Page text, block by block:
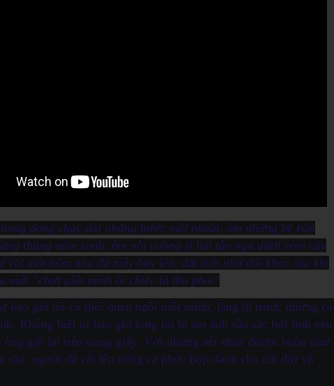
dong chạy dài những bước mệt nhoài, ôm những bề bộn
tháng năm xanh, ôm nỗi cuồng si bất tận ngủ dưới vòm cây
rồi một hôm nào đó mây bay lên, đất trời như đổi khác sau khi
mới "chợt giật mình ôi chiếc lá thu phai"
bao giờ tôi có thói quen ngồi một mình, lặng đi trước những ca
Không biết từ bao giờ lòng tôi bị ám ảnh sâu sắc bởi tình yêu
ông gửi lại trên trang giấy. Với những nét nhạc đượm buồn như
sầu, người đã cất lên tiếng ca phức hợp dành cho cõi đời vô